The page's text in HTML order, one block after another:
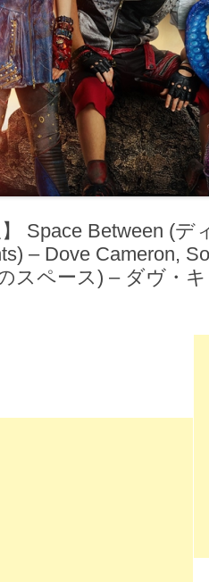
】 Space Between (
– Dove Cameron,
スペース) – ダヴ・